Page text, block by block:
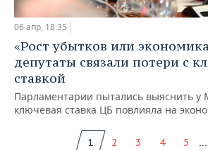
06 апр, 18:35
«Рост убытков или
депутаты связали потери с
ставкой
Парламентарии пытались выяснить у
ключевая ставка ЦБ повлияла на
1 2 3 4 5